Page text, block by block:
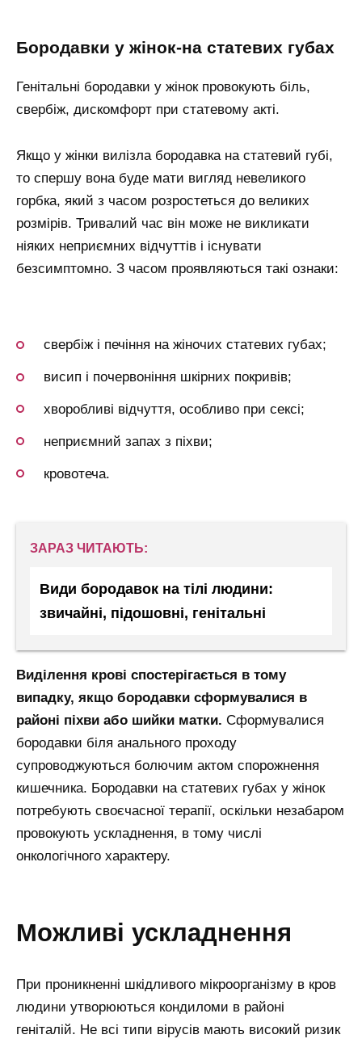
бородавки у жінок-на статевих губах
Генітальні бородавки у жінок провокують біль,
свербіж, дискомфорт при статевому акті.
Якщо у жінки вилізла бородавка на статевий губі,
то спершу вона буде мати вигляд невеликого
горбка, який з часом розростеться до великих
розмірів. Тривалий час він може не викликати
ніяких неприємних відчуттів і існувати
безсимптомно. З часом проявляються такі ознаки:
свербіж і печіння на жіночих статевих губах;
висип і почервоніння шкірних покривів;
хворобливі відчуття, особливо при сексі;
неприємний запах з піхви;
кровотеча.
ЗАРАЗ ЧИТАЮТЬ:
Види бородавок на тілі людини:
звичайні, підошовні, генітальні
Виділення крові спостерігається в тому
випадку, якщо бородавки сформувалися в
районі піхви або шийки матки. Сформувалися
бородавки біля анального проходу
супроводжуються болючим актом спорожнення
кишечника. Бородавки на статевих губах у жінок
потребують своєчасної терапії, оскільки незабаром
провокують ускладнення, в тому числі
онкологічного характеру.
можливі ускладнення
При проникненні шкідливого мікроорганізму в кров
людини утворюються кондиломи в районі
геніталій. Не всі типи вірусів мають високий ризик